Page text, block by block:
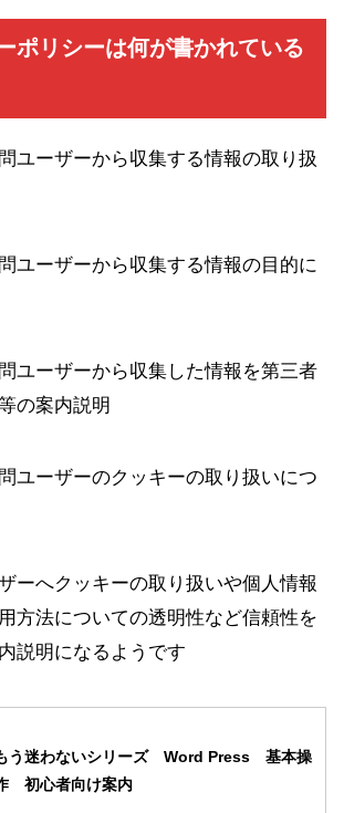
ポリシーは何が書かれている
ユーザーから収集する情報の取り扱
ユーザーから収集する情報の目的に
ユーザーから収集した情報を第三者
の案内説明
ユーザーのクッキーの取り扱いにつ
ーへクッキーの取り扱いや個人情報
方法についての透明性など信頼性を
説明になるようです
う迷わないシリーズ Word Press 基本操
初心者向け案内